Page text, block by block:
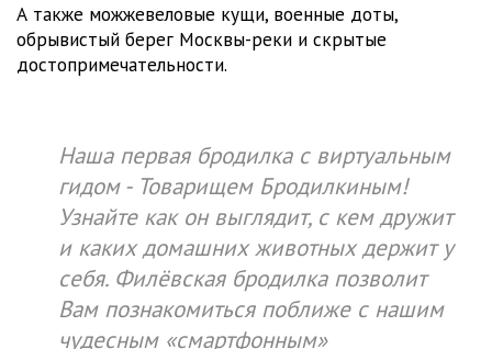
А также можжевеловые кущи, военные доты,
обрывистый берег Москвы-реки и скрытые
достопримечательности.
Наша первая бродилка с виртуальным
гидом - Товарищем Бродилкиным!
Узнайте как он выглядит, с кем дружит
и каких домашних животных держит у
себя. Филёвская бродилка позволит
Вам познакомиться поближе с нашим
чудесным «смартфонным»